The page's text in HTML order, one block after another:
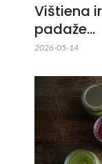
Vištiena
padaže…
2026-05-14